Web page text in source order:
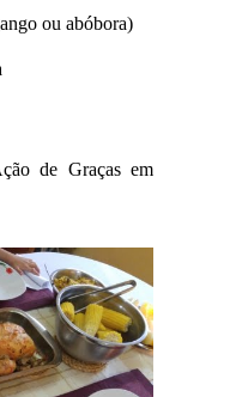
ou abóbora)
de Graças em